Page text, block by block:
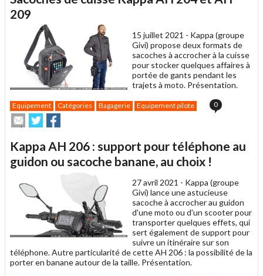
209
15 juillet 2021 - Kappa (groupe
Givi) propose deux formats de
sacoches à accrocher à la cuisse
pour stocker quelques affaires à
portée de gants pendant les
trajets à moto. Présentation.
Equipement Catégories Bagagerie Equipement pilote 0
Envoyer
cet
à
un
ami
Partager
sur
sur
Kappa AH 206 : support pour téléphone au
guidon ou sacoche banane, au choix !
27 avril 2021 - Kappa (groupe
Givi) lance une astucieuse
sacoche à accrocher au guidon
d'une moto ou d'un scooter pour
transporter quelques effets, qui
sert également de support pour
suivre un itinéraire sur son
téléphone. Autre particularité de cette AH 206 : la possibilité de la
porter en banane autour de la taille. Présentation.